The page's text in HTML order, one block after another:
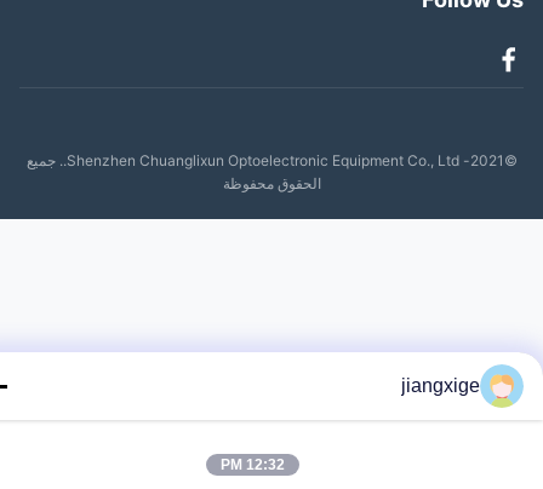
©2021- Shenzhen Chuanglixun Optoelectronic Equipment Co., Ltd.. جميع
الحقوق محفوظة
jiangxige
12:32 PM